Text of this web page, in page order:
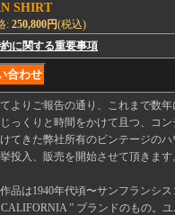
SHIRT
: 250,800円(税込)
に関する重要事項
てよりご報告の通り、これまで数
っくりと時間をかけて且つ、コ
てきた弊社所有のビンテージの
投入、販売を開始させて頂きます
作品は1940年代頃〜サンフランシ
CALIFORNIA ” ブランドのもの。